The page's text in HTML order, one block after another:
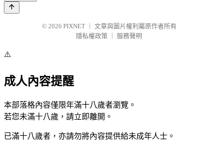
© 2026 PIXNET
文章與圖片權利屬原作者所有
隱私權政策
服務聲明
⚠️
成人內容提醒
本部落格內容僅限年滿十八歲者瀏覽。
若您未滿十八歲，請立即離開。
已滿十八歲者，亦請勿將內容提供給未成年人士。